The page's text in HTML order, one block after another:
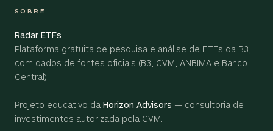
SOBRE
Radar ETFs
Plataforma gratuita de pesquisa e análise de ETFs da B3,
com dados de fontes oficiais (B3, CVM, ANBIMA e Banco
Central).
Projeto educativo da Horizon Advisors — consultoria de
investimentos autorizada pela CVM.